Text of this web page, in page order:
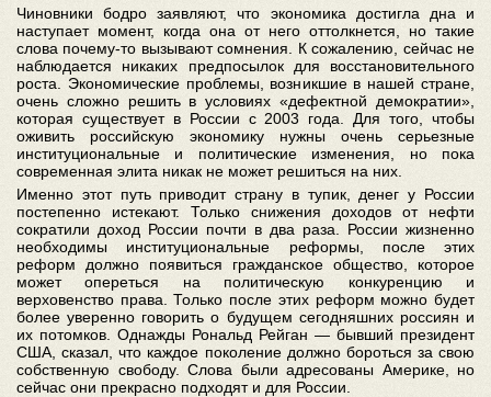
Чиновники бодро заявляют, что экономика достигла дна и
наступает момент, когда она от него оттолкнется, но такие
слова почему-то вызывают сомнения. К сожалению, сейчас не
наблюдается никаких предпосылок для восстановительного
роста. Экономические проблемы, возникшие в нашей стране,
очень сложно решить в условиях «дефектной демократии»,
которая существует в России с 2003 года. Для того, чтобы
оживить российскую экономику нужны очень серьезные
институциональные и политические изменения, но пока
современная элита никак не может решиться на них.
Именно этот путь приводит страну в тупик, денег у России
постепенно истекают. Только снижения доходов от нефти
сократили доход России почти в два раза. России жизненно
необходимы институциональные реформы, после этих
реформ должно появиться гражданское общество, которое
может опереться на политическую конкуренцию и
верховенство права. Только после этих реформ можно будет
более уверенно говорить о будущем сегодняшних россиян и
их потомков. Однажды Рональд Рейган — бывший президент
США, сказал, что каждое поколение должно бороться за свою
собственную свободу. Слова были адресованы Америке, но
сейчас они прекрасно подходят и для России.